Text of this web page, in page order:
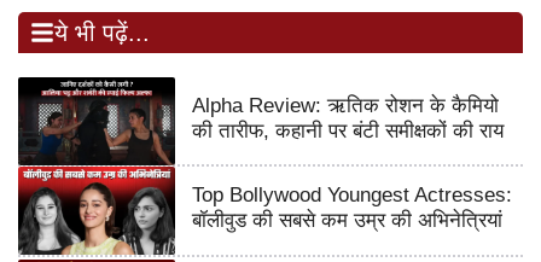
ये भी पढ़ें...
Alpha Review: ऋतिक रोशन के कैमियो
की तारीफ, कहानी पर बंटी समीक्षकों की राय
Top Bollywood Youngest Actresses:
बॉलीवुड की सबसे कम उम्र की अभिनेत्रियां